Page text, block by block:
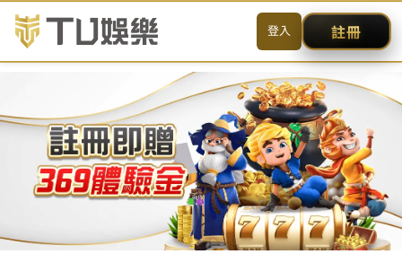
SITE MENU 简体
戰神賽特
賽特訊號
戰神賽特娛樂城